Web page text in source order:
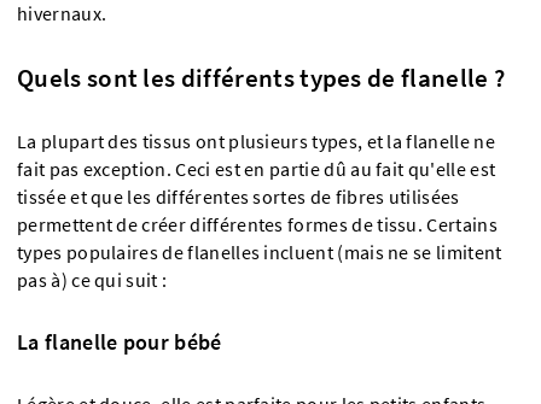
hivernaux.
Quels sont les différents types de flanelle ?
La plupart des tissus ont plusieurs types, et la flanelle ne
fait pas exception. Ceci est en partie dû au fait qu'elle est
tissée et que les différentes sortes de fibres utilisées
permettent de créer différentes formes de tissu. Certains
types populaires de flanelles incluent (mais ne se limitent
pas à) ce qui suit :
La flanelle pour bébé